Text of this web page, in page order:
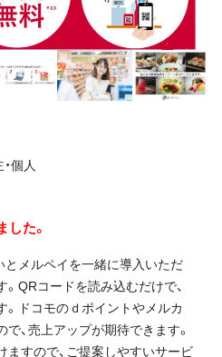
個人
た。
とメルペイを一緒に導入いただ
QRコードを読み込むだけで、
ドコモのｄポイントやメルカ
、売上アップが期待できます。
すので、ご提案しやすいサービ